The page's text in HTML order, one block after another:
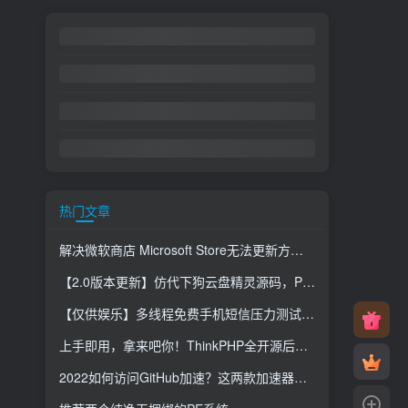
热门文章
解决微软商店 Microsoft Store无法更新方法，亲测有效！
【2.0版本更新】仿代下狗云盘精灵源码，PHP素材代下载搜索引擎系统运营版本，持续更新中
【仅供娱乐】多线程免费手机短信压力测试，支持云端获取接口
上手即用，拿来吧你！ThinkPHP全开源后台管理系统
2022如何访问GitHub加速？这两款加速器无需付费，无限使用！